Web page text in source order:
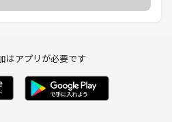
はアプリが必要です